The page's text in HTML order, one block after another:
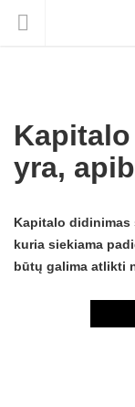
yra,
Kapitalo didinimas
kuria siekiama
būtų galima atlikti